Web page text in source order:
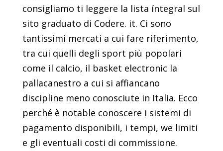
consigliamo ti leggere la lista íntegral sul
sito graduato di Codere. it. Ci sono
tantissimi mercati a cui fare riferimento,
tra cui quelli degli sport più popolari
come il calcio, il basket electronic la
pallacanestro a cui si affiancano
discipline meno conosciute in Italia. Ecco
perché è notable conoscere i sistemi di
pagamento disponibili, i tempi, we limiti
e gli eventuali costi di commissione.